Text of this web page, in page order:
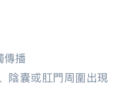
傳播
陰囊或肛門周圍出現